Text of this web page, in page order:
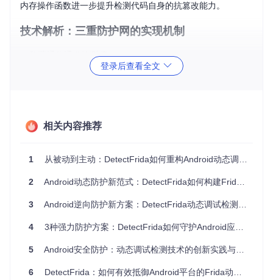
内存操作函数进一步提升检测代码自身的抗篡改能力。
技术解析：三重防护网的实现机制
1. 隐蔽通信通道检测 🛡️
Frida注入通常会创建特殊的命名管道作为调试器与目标进程
当发现包含"linjector"关键字的管道路径时立即触发警报。这种
检测方式直接针对Frida通信机制的物理载体，难以通过简单
2. 异常线程行为识别 🔍
Frida注入后会创建特征明显的工作线程，如"gum-js-loo
录下的线程状态文件，在线程扫描模块中实现对这些特征线程
线程执行上下文，即使攻击者修改线程名称，仍可通过行为模
3. 内存-磁盘一致性校验 ✅
最具创新性的防护机制来自内存与磁盘文件的一致性校验。系
登录后查看全文
相关内容推荐
1 从被动到主动：DetectFrida如何重构Android动态调试防护体系
2 Android动态防护新范式：DetectFrida如何构建Frida检测的铜墙铁壁
3 Android逆向防护新方案：DetectFrida动态调试检测技术深度解析
4 3种强力防护方案：DetectFrida如何守护Android应用免受动态调试攻击
5 Android安全防护：动态调试检测技术的创新实践与应用
6 DetectFrida：如何有效抵御Android平台的Frida动态调试攻击